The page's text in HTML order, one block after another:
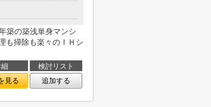
築の築浅単身マンシ
も掃除も楽々のＩＨシ
検討リスト
見る 追加する